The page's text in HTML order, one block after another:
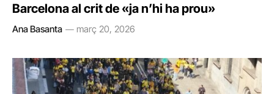
Barcelona al crit de «ja n’hi ha prou»
Ana Basanta març 20, 2026